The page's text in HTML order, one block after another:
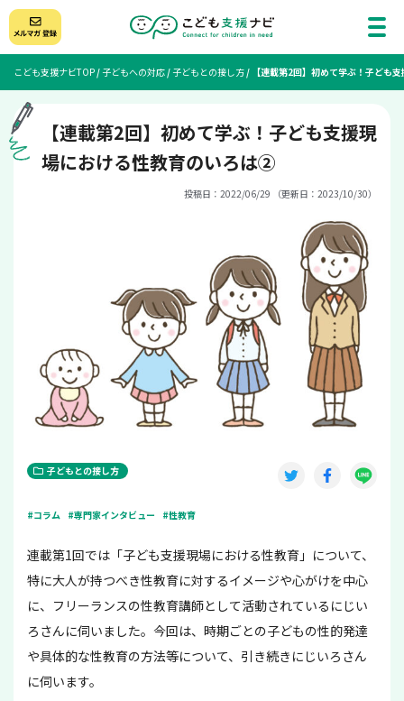
こども支援ナビTOP/子どもへの対応/子どもとの接し方/ 【連載第2回】初めて学ぶ！子ども
【連載第2回】初めて学ぶ！子ども支援現
場における性教育のいろは②
投稿日：2022/06/29 （更新日：2023/10/30）
子どもとの接し方
#コラム #専門家インタビュー #性教育
連載第1回では「子ども支援現場における性教育」について、
特に大人が持つべき性教育に対するイメージや心がけを中心
に、フリーランスの性教育講師として活動されているにじい
ろさんに伺いました。今回は、時期ごとの子どもの性的発達
や具体的な性教育の方法等について、引き続きにじいろさん
に伺います。